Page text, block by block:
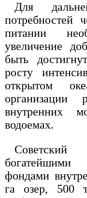
Для
потребностей
питании
увеличение
быть
росту
открытом
организации
внутренних
водоемах.
фондами
га озер, 500